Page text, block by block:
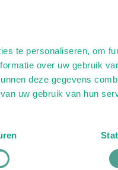
te personaliseren, om
over uw gebruik
deze gegevens
uw gebruik van hun